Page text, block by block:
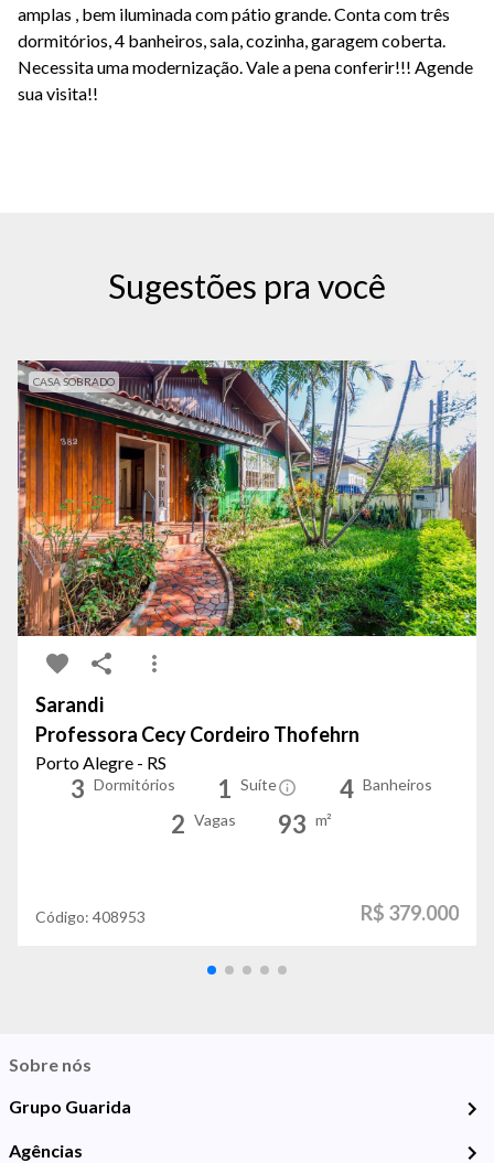
amplas , bem iluminada com pátio grande. Conta com três
dormitórios, 4 banheiros, sala, cozinha, garagem coberta.
Necessita uma modernização. Vale a pena conferir!!! Agende
sua visita!!
Sugestões pra você
CASA SOBRADO
Sarandi
Professora Cecy Cordeiro Thofehrn
Porto Alegre - RS
3 Dormitórios 1 Suíte 4 Banheiros
2 Vagas 93 m²
Código: 408953 R$ 379.000
Sobre nós
Grupo Guarida
Agências